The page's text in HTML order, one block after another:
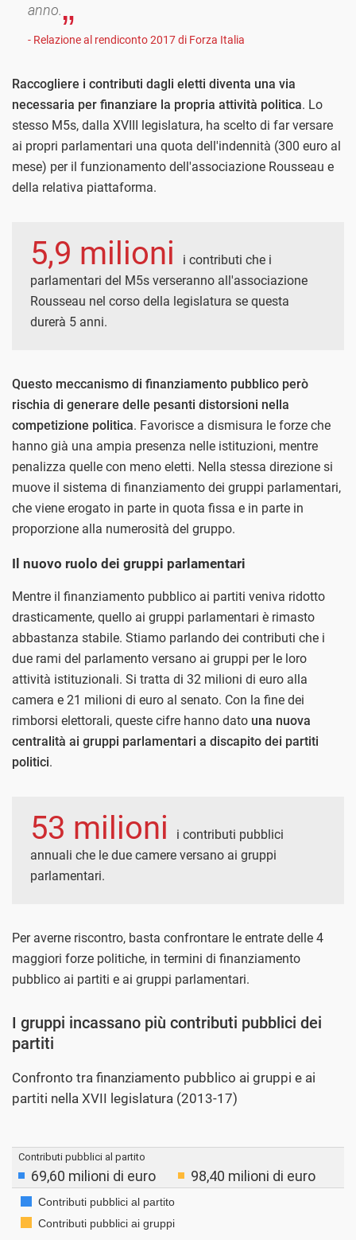
anno.
- Relazione al rendiconto 2017 di Forza Italia
Raccogliere i contributi dagli eletti diventa una via
necessaria per finanziare la propria attività politica. Lo
stesso M5s, dalla XVIII legislatura, ha scelto di far versare
ai propri parlamentari una quota dell'indennità (300 euro al
mese) per il funzionamento dell'associazione Rousseau e
della relativa piattaforma.
5,9 milioni
i contributi che i
parlamentari del M5s verseranno all'associazione
Rousseau nel corso della legislatura se questa
durerà 5 anni.
Questo meccanismo di finanziamento pubblico però
rischia di generare delle pesanti distorsioni nella
competizione politica. Favorisce a dismisura le forze che
hanno già una ampia presenza nelle istituzioni, mentre
penalizza quelle con meno eletti. Nella stessa direzione si
muove il sistema di finanziamento dei gruppi parlamentari,
che viene erogato in parte in quota fissa e in parte in
proporzione alla numerosità del gruppo.
Il nuovo ruolo dei gruppi parlamentari
Mentre il finanziamento pubblico ai partiti veniva ridotto
drasticamente, quello ai gruppi parlamentari è rimasto
abbastanza stabile. Stiamo parlando dei contributi che i
due rami del parlamento versano ai gruppi per le loro
attività istituzionali. Si tratta di 32 milioni di euro alla
camera e 21 milioni di euro al senato. Con la fine dei
rimborsi elettorali, queste cifre hanno dato una nuova
centralità ai gruppi parlamentari a discapito dei partiti
politici.
53 milioni
i contributi pubblici
annuali che le due camere versano ai gruppi
parlamentari.
Per averne riscontro, basta confrontare le entrate delle 4
maggiori forze politiche, in termini di finanziamento
pubblico ai partiti e ai gruppi parlamentari.
I gruppi incassano più contributi pubblici dei
partiti
Confronto tra finanziamento pubblico ai gruppi e ai
partiti nella XVII legislatura (2013-17)